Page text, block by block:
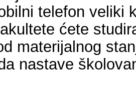
telefon veliki
ćete
materijalnog
nastave